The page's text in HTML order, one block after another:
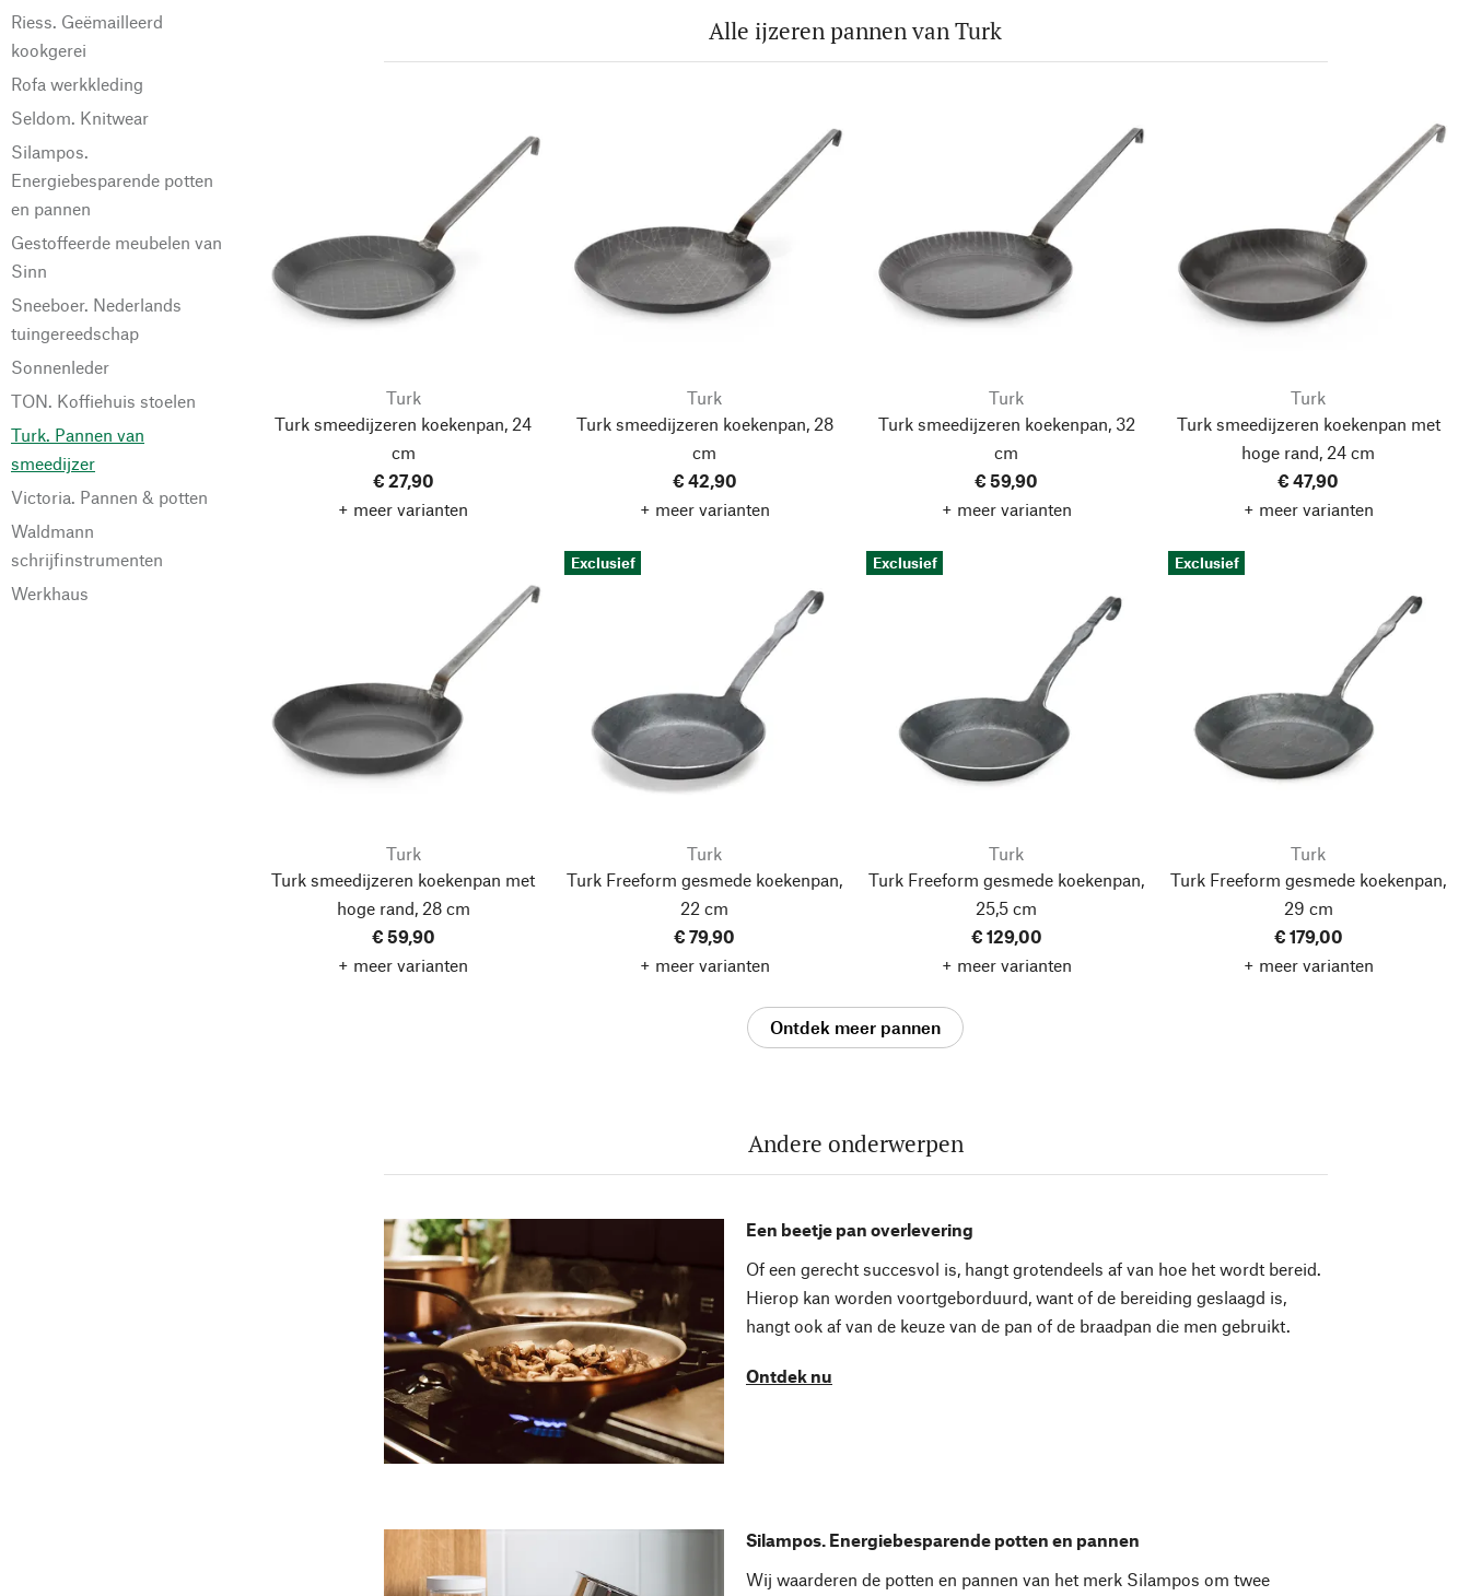
Riess. Geëmailleerd
kookgerei
Rofa werkkleding
Seldom. Knitwear
Silampos.
Energiebesparende potten
en pannen
Gestoffeerde meubelen van
Sinn
Sneeboer. Nederlands
tuingereedschap
Sonnenleder
TON. Koffiehuis stoelen
Turk. Pannen van
smeedijzer
Victoria. Pannen & potten
Waldmann
schrijfinstrumenten
Werkhaus
Alle ijzeren pannen van Turk
Turk
Turk smeedijzeren koekenpan, 24
cm
€ 27,90
+ meer varianten
Turk
Turk smeedijzeren koekenpan, 28
cm
€ 42,90
+ meer varianten
Turk
Turk smeedijzeren koekenpan, 32
cm
€ 59,90
+ meer varianten
Turk
Turk smeedijzeren koekenpan met
hoge rand, 24 cm
€ 47,90
+ meer varianten
Turk
Turk smeedijzeren koekenpan met
hoge rand, 28 cm
€ 59,90
+ meer varianten
Exclusief
Turk
Turk Freeform gesmede koekenpan,
22 cm
€ 79,90
+ meer varianten
Exclusief
Turk
Turk Freeform gesmede koekenpan,
25,5 cm
€ 129,00
+ meer varianten
Exclusief
Turk
Turk Freeform gesmede koekenpan,
29 cm
€ 179,00
+ meer varianten
Ontdek meer pannen
Andere onderwerpen
Een beetje pan overlevering
Of een gerecht succesvol is, hangt grotendeels af van hoe het wordt bereid.
Hierop kan worden voortgeborduurd, want of de bereiding geslaagd is,
hangt ook af van de keuze van de pan of de braadpan die men gebruikt.
Ontdek nu
Silampos. Energiebesparende potten en pannen
Wij waarderen de potten en pannen van het merk Silampos om twee